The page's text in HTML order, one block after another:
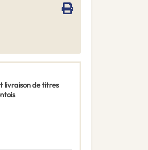
livraison de titres